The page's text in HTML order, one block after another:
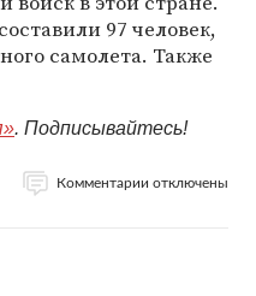
97 человек,
самолета. Также
. Подписывайтесь!
Комментарии отключены